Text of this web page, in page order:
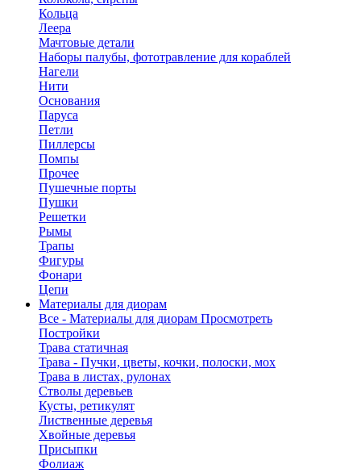
Кольца
Леера
Мачтовые детали
Наборы палубы, фототравление для кораблей
Нагели
Нити
Основания
Паруса
Петли
Пиллерсы
Помпы
Прочее
Пушечные порты
Пушки
Решетки
Рымы
Трапы
Фигуры
Фонари
Цепи
Материалы для диорам
Все - Материалы для диорам Просмотреть
Постройки
Трава статичная
Трава - Пучки, цветы, кочки, полоски, мох
Трава в листах, рулонах
Стволы деревьев
Кусты, ретикулят
Лиственные деревья
Хвойные деревья
Присыпки
Фолиаж